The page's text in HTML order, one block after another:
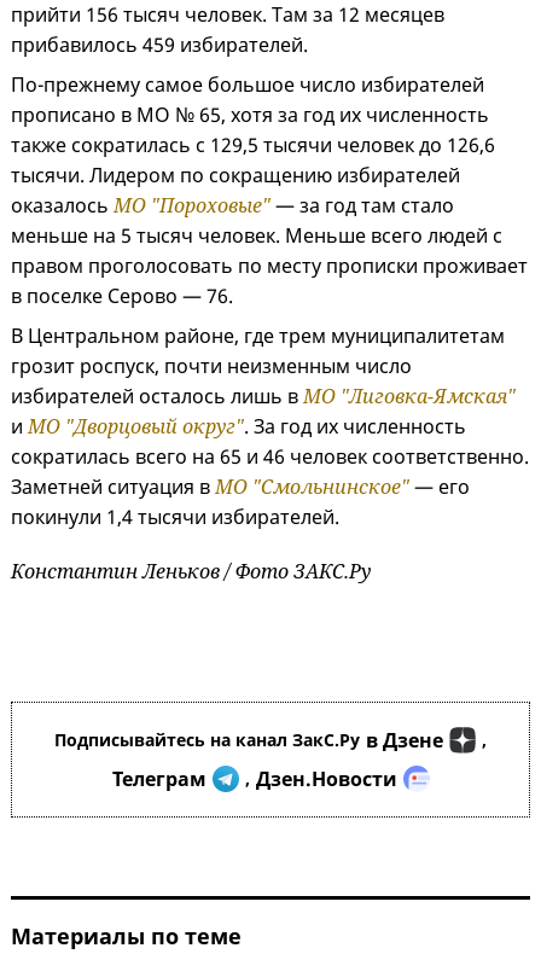
прийти 156 тысяч человек. Там за 12 месяцев
прибавилось 459 избирателей.
По-прежнему самое большое число избирателей
прописано в МО № 65, хотя за год их численность
также сократилась с 129,5 тысячи человек до 126,6
тысячи. Лидером по сокращению избирателей
оказалосьМО "Пороховые"— за год там стало
меньше на 5 тысяч человек. Меньше всего людей с
правом проголосовать по месту прописки проживает
в поселке Серово — 76.
В Центральном районе, где трем муниципалитетам
грозит роспуск, почти неизменным число
избирателей осталось лишь вМО "Лиговка-Ямская"
иМО "Дворцовый округ". За год их численность
сократилась всего на 65 и 46 человек соответственно.
Заметней ситуация вМО "Смольнинское"— его
покинули 1,4 тысячи избирателей.
Константин Леньков / Фото ЗАКС.Ру
Подписывайтесь на канал ЗакС.Ру в Дзене ,
Телеграм , Дзен.Новости
Материалы по теме